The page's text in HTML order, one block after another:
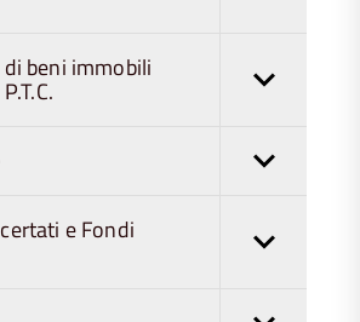
beni immobili
e Fondi